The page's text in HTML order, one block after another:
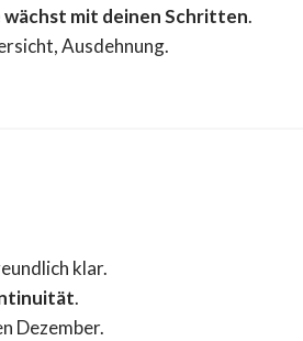
wächst mit deinen Schritten.
Ausdehnung.
klar.
.
Dezember.